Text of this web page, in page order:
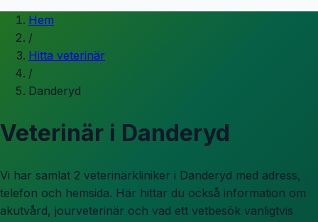
Hem
/
Hitta veterinär
/
Danderyd
Veterinär i Danderyd
Vi har samlat 2 veterinärkliniker i Danderyd med adress,
telefon och hemsida. Här hittar du också information om
akutvård, jourveterinär och vad ett vetbesök vanligtvis